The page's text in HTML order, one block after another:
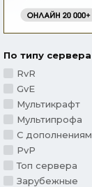
По типу сервера
RvR
GvE
Мультикрафт
Мультипрофа
С
PvP
Топ сервера
Зарубежные